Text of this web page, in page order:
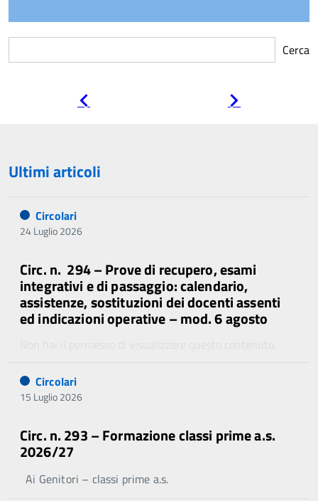
Cerca
Ultimi articoli
Circolari
24 Luglio 2026
Circ. n. 294 – Prove di recupero, esami
integrativi e di passaggio: calendario,
assistenze, sostituzioni dei docenti assenti
ed indicazioni operative – mod. 6 agosto
Circolari
15 Luglio 2026
Circ. n. 293 – Formazione classi prime a.s.
2026/27
Ai Genitori – classi prime a.s.